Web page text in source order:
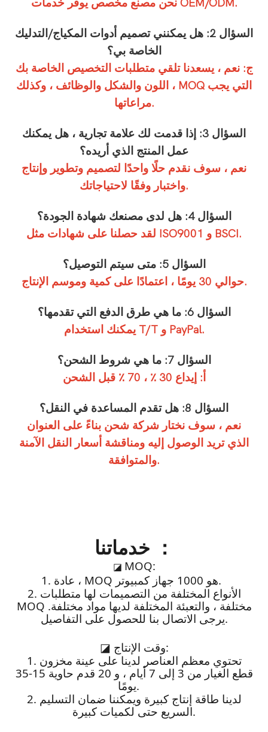
نحن مصنع مخصص يوفر خدمات OEM/ODM.
السؤال 2: هل يمكنني تصميم أدوات المكياج/التدليك
الخاصة بي؟
ج: نعم ، يسعدنا تلقي متطلبات التخصيص الخاصة بك
، اللون والشكل والوظائف ، وكذلك MOQ التي يجب
مراعاتها.
السؤال 3: إذا قدمت لك علامة تجارية ، هل يمكنك
عمل المنتج الذي أريده؟
نعم ، سوف نقدم حلًا واحدًا لتصميم وتطوير وإنتاج
واختبار وفقًا لاحتياجاتك.
السؤال 4: هل لدى مصنعك شهادة الجودة؟
لقد حصلنا على شهادات مثل ISO9001 و BSCI.
السؤال 5: متى سيتم التوصيل؟
حوالي 30 يومًا ، اعتمادًا على كمية وموسم الإنتاج.
السؤال 6: ما هي طرق الدفع التي تقدمها؟
يمكنك استخدام T/T و PayPal.
السؤال 7: ما هي شروط الشحن؟
أ: إيداع 30 ٪ ، 70 ٪ قبل الشحن
السؤال 8: هل تقدم المساعدة في النقل؟
نعم ، سوف نختار شركة شحن بناءً على العنوان
الذي تريد الوصول إليه ومناقشة أسعار النقل الآمنة
والمتوافقة.
خدماتنا ：
◪ MOQ:
1. عادة ، MOQ هو 1000 جهاز كمبيوتر.
2. الأنواع المختلفة من التصميمات لها متطلبات
MOQ مختلفة ، والتعبئة المختلفة لديها مواد مختلفة.
يرجى الاتصال بنا للحصول على التفاصيل.
◪
وقت الإنتاج:
1. تحتوي معظم العناصر لدينا على عينة مخزون
قطع الغيار من 3 إلى 7 أيام ، و 20 قدم حاوية 15-35
يومًا.
2. لدينا طاقة إنتاج كبيرة ويمكننا ضمان التسليم
السريع حتى لكميات كبيرة.